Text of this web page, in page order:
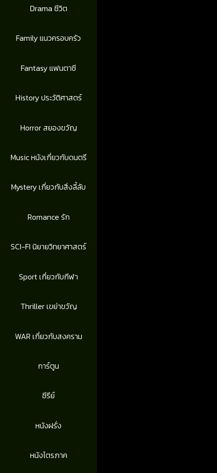
Drama ชีวิต
Family แนวครอบครัว
Fantasy แฟนตาซี
History ประวัติศาสตร์
Horror สยองขวัญ
Music หนังเกี่ยวกับดนตรี
Mystery เกี่ยวกับสิ่งลี้ลับ
Romance รัก
SCI-FI นิยายวิทยาศาสตร์
Sport เกี่ยวกับกีฬา
Thriller เขย่าขวัญ
WAR เกี่ยวกับสงคราม
การ์ตูน
ซีรีย์
หนังฝรั่ง
หนังไตรภาค